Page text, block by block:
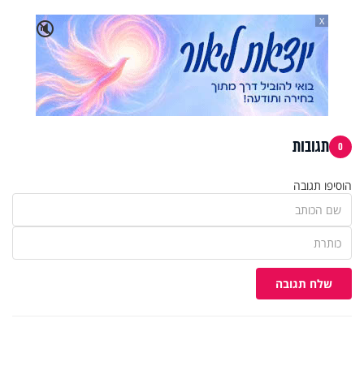
🔇
X
0 תגובות
הוסיפו תגובה
שלח תגובה